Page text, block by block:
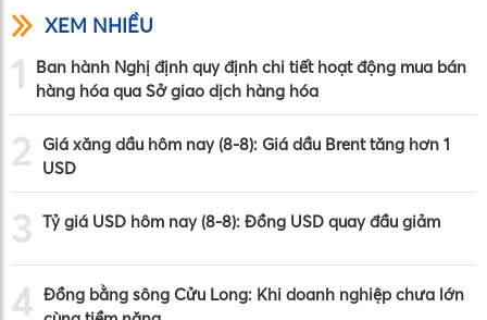
XEM NHIỀU
1
Ban hành Nghị định quy định chi tiết hoạt động mua bán
hàng hóa qua Sở giao dịch hàng hóa
2
Giá xăng dầu hôm nay (8-8): Giá dầu Brent tăng hơn 1
USD
3 Tỷ giá USD hôm nay (8-8): Đồng USD quay đầu giảm
4 Đồng bằng sông Cửu Long: Khi doanh nghiệp chưa lớn